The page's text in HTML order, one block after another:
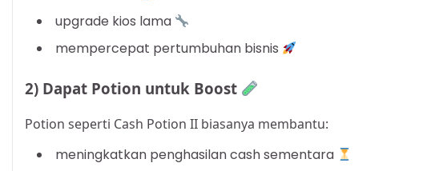
upgrade kios lama
mempercepat pertumbuhan bisnis
2) Dapat Potion untuk Boost
Potion seperti Cash Potion II biasanya membantu:
meningkatkan penghasilan cash sementara